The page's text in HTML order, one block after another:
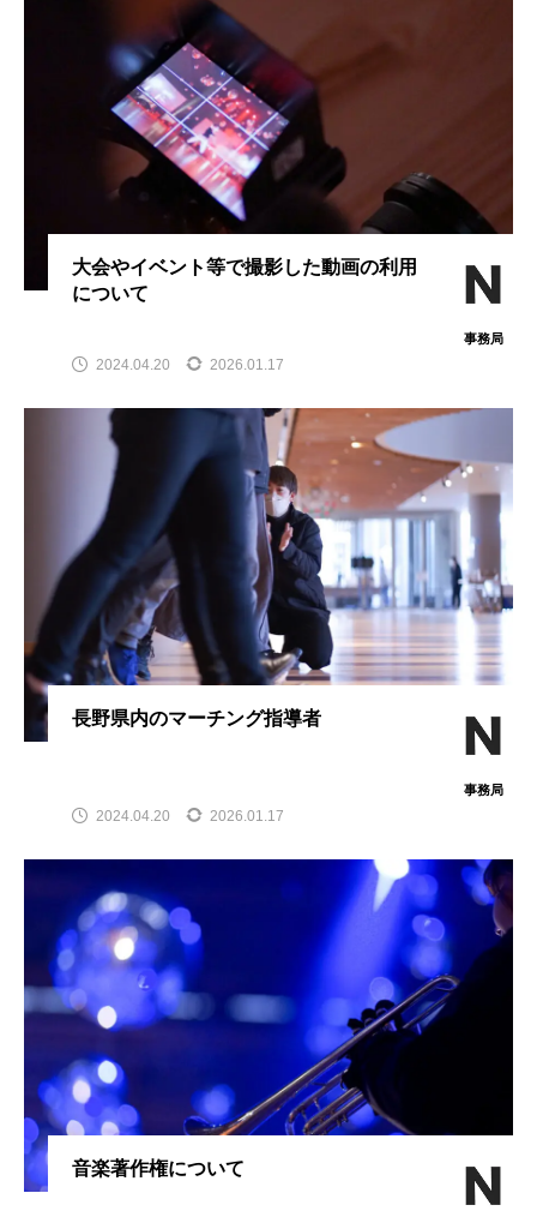
TAG LIST
スポンサー 協会員情報
年間計画 指導者
大会やイベント等で撮影した動画の利用
について
事務局
2024.04.20 2026.01.17
長野県内のマーチング指導者
事務局
2024.04.20 2026.01.17
音楽著作権について